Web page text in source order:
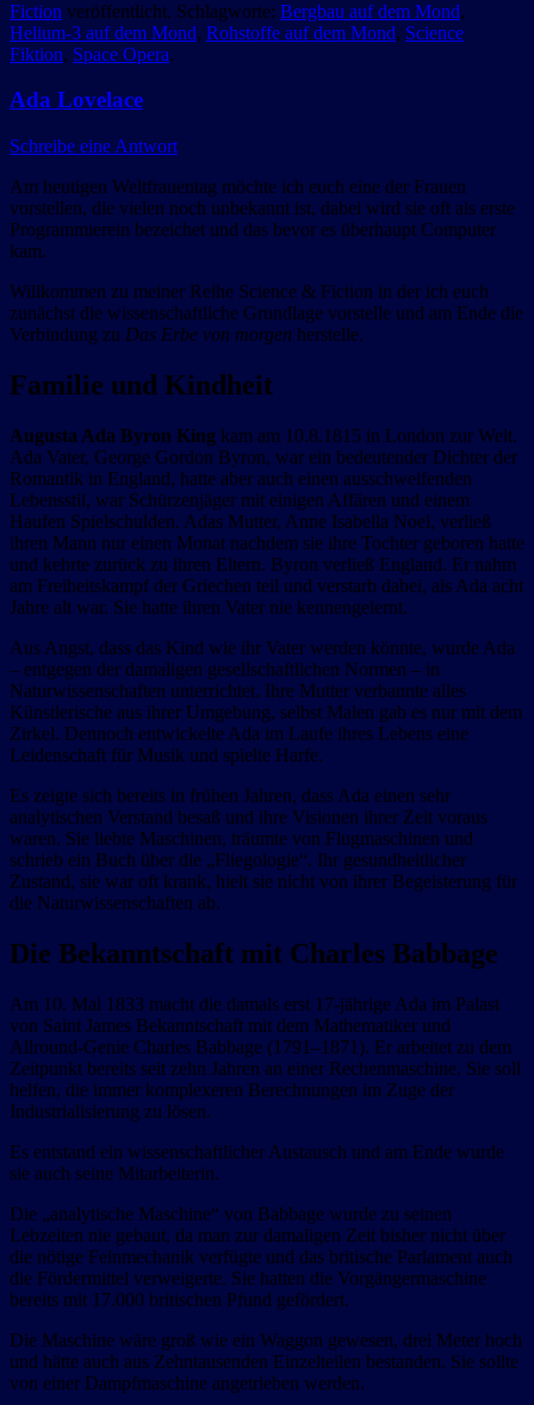
Fiction veröffentlicht. Schlagworte: Bergbau auf dem Mond,
Helium-3 auf dem Mond, Rohstoffe auf dem Mond, Science
Fiktion, Space Opera.
Ada Lovelace
Schreibe eine Antwort
Am heutigen Weltfrauentag möchte ich euch eine der Frauen
vorstellen, die vielen noch unbekannt ist, dabei wird sie oft als erste
Programmierein bezeichet und das bevor es überhaupt Computer
kam.
Willkommen zu meiner Reihe Science & Fiction in der ich euch
zunächst die wissenschaftliche Grundlage vorstelle und am Ende die
Verbindung zu Das Erbe von morgen herstelle.
Familie und Kindheit
Augusta Ada Byron King kam am 10.8.1815 in London zur Welt.
Ada Vater, George Gordon Byron, war ein bedeutender Dichter der
Romantik in England, hatte aber auch einen ausschweifenden
Lebensstil, war Schürzenjäger mit einigen Affären und einem
Haufen Spielschulden. Adas Mutter, Anne Isabella Noel, verließ
ihren Mann nur einen Monat nachdem sie ihre Tochter geboren hatte
und kehrte zurück zu ihren Eltern. Byron verließ England. Er nahm
am Freiheitskampf der Griechen teil und verstarb dabei, als Ada acht
Jahre alt war. Sie hatte ihren Vater nie kennengelernt.
Aus Angst, dass das Kind wie ihr Vater werden könnte, wurde Ada
– entgegen der damaligen gesellschaftlichen Normen – in
Naturwissenschaften unterrichtet. Ihre Mutter verbannte alles
Künstlerische aus ihrer Umgebung, selbst Malen gab es nur mit dem
Zirkel. Dennoch entwickelte Ada im Laufe ihres Lebens eine
Leidenschaft für Musik und spielte Harfe.
Es zeigte sich bereits in frühen Jahren, dass Ada einen sehr
analytischen Verstand besaß und ihre Visionen ihrer Zeit voraus
waren. Sie liebte Maschinen, träumte von Flugmaschinen und
schrieb ein Buch über die „Fliegologie“. Ihr gesundheitlicher
Zustand, sie war oft krank, hielt sie nicht von ihrer Begeisterung für
die Naturwissenschaften ab.
Die Bekanntschaft mit Charles Babbage
Am 10. Mai 1833 macht die damals erst 17-jährige Ada im Palast
von Saint James Bekanntschaft mit dem Mathematiker und
Allround-Genie Charles Babbage (1791–1871). Er arbeitet zu dem
Zeitpunkt bereits seit zehn Jahren an einer Rechenmaschine. Sie soll
helfen, die immer komplexeren Berechnungen im Zuge der
Industrialisierung zu lösen.
Es entstand ein wissenschaftlicher Austausch und am Ende wurde
sie auch seine Mitarbeiterin.
Die „analytische Maschine“ von Babbage wurde zu seinen
Lebzeiten nie gebaut, da man zur damaligen Zeit bisher nicht über
die nötige Feinmechanik verfügte und das britische Parlament auch
die Fördermittel verweigerte. Sie hatten die Vorgängermaschine
bereits mit 17.000 britischen Pfund gefördert.
Die Maschine wäre groß wie ein Waggon gewesen, drei Meter hoch
und hätte auch aus Zehntausenden Einzelteilen bestanden. Sie sollte
von einer Dampfmaschine angetrieben werden.